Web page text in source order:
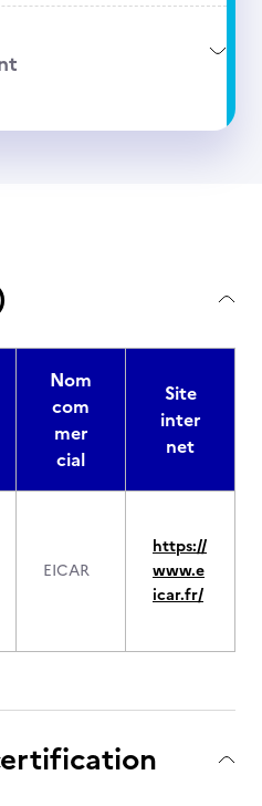
Nom
com
mer
cial
Site
inter
net
EICAR
https://
www.e
icar.fr/